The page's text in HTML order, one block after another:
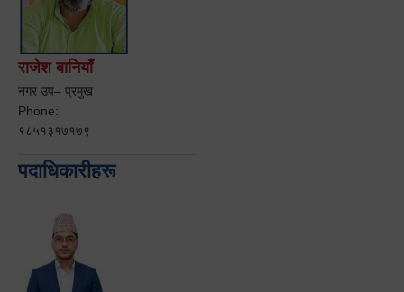
राजेश बानियाँ
नगर उप– प्रमुख
Phone:
९८५१३१७१७९
पदाधिकारीहरू